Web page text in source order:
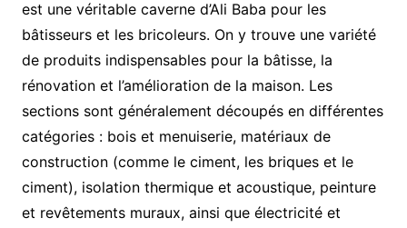
est une véritable caverne d’Ali Baba pour les
bâtisseurs et les bricoleurs. On y trouve une variété
de produits indispensables pour la bâtisse, la
rénovation et l’amélioration de la maison. Les
sections sont généralement découpés en différentes
catégories : bois et menuiserie, matériaux de
construction (comme le ciment, les briques et le
ciment), isolation thermique et acoustique, peinture
et revêtements muraux, ainsi que électricité et